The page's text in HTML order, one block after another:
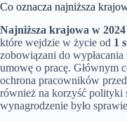
Co oznacza najniższa
Najniższa krajowa w
które wejdzie w życie od 1
zobowiązani do
umowę o pracę. Głównym
ochrona pracowników
również na korzyść polityki
wynagrodzenie było